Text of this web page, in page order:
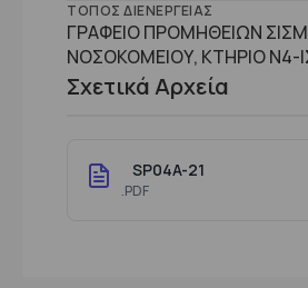
ΤΌΠΟΣ ΔΙΕΝΈΡΓΕΙΑΣ
ΓΡΑΦΕΙΟ ΠΡΟΜΗΘΕΙΩΝ
ΝΟΣΟΚΟΜΕΙΟΥ, ΚΤHΡΙΟ Ν4-
Σχετικά Αρχεία
SP04A-21
.PDF